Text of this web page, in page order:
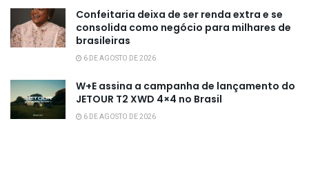
Confeitaria deixa de ser renda extra e se
consolida como negócio para milhares de
brasileiras
6 DE AGOSTO DE 2026
W+E assina a campanha de lançamento do
JETOUR T2 XWD 4×4 no Brasil
6 DE AGOSTO DE 2026